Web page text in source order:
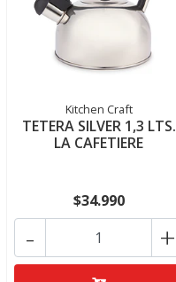
Kitchen Craft
TETERA SILVER 1,3 LTS.
LA CAFETIERE
$34.990
+
-